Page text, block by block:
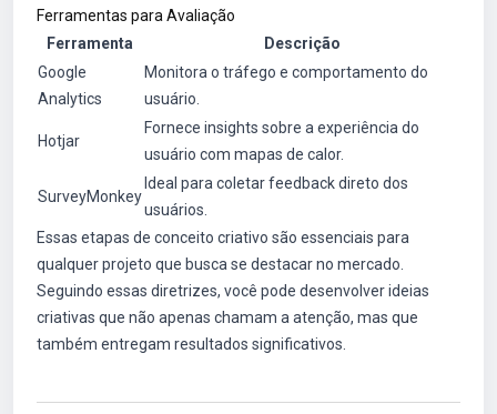
Ferramentas para Avaliação
Ferramenta
Descrição
Google
Analytics
Monitora o tráfego e comportamento do
usuário.
Hotjar
Fornece insights sobre a experiência do
usuário com mapas de calor.
SurveyMonkey
Ideal para coletar feedback direto dos
usuários.
Essas etapas de conceito criativo são essenciais para
qualquer projeto que busca se destacar no mercado.
Seguindo essas diretrizes, você pode desenvolver ideias
criativas que não apenas chamam a atenção, mas que
também entregam resultados significativos.